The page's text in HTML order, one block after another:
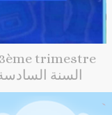
trimestre
السنة